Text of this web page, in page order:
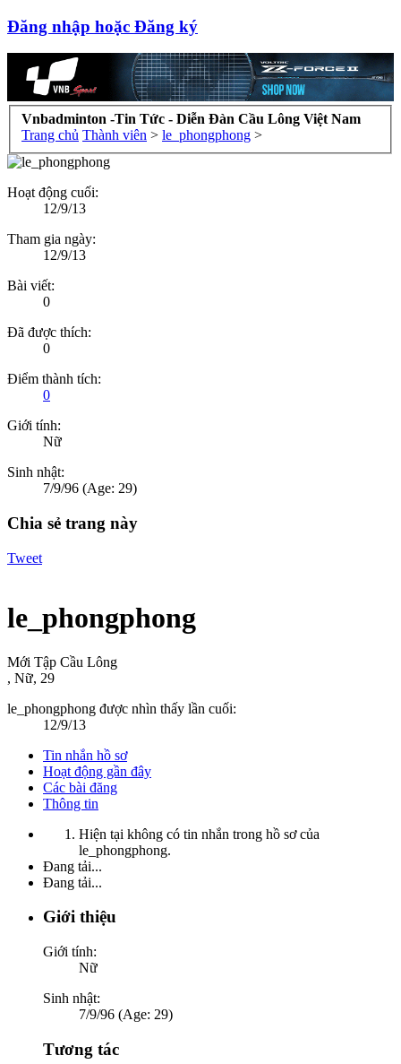
Đăng nhập hoặc Đăng ký
Vnbadminton -Tin Tức - Diễn Đàn Cầu Lông Việt Nam
Trang chủ Thành viên > le_phongphong >
Hoạt động cuối:
12/9/13
Tham gia ngày:
12/9/13
Bài viết:
0
Đã được thích:
0
Điểm thành tích:
0
Giới tính:
Nữ
Sinh nhật:
7/9/96 (Age: 29)
Chia sẻ trang này
Tweet
le_phongphong
Mới Tập Cầu Lông
, Nữ, 29
le_phongphong được nhìn thấy lần cuối:
12/9/13
Tin nhắn hồ sơ
Hoạt động gần đây
Các bài đăng
Thông tin
Hiện tại không có tin nhắn trong hồ sơ của
le_phongphong.
Đang tải...
Đang tải...
Giới thiệu
Giới tính:
Nữ
Sinh nhật:
7/9/96 (Age: 29)
Tương tác